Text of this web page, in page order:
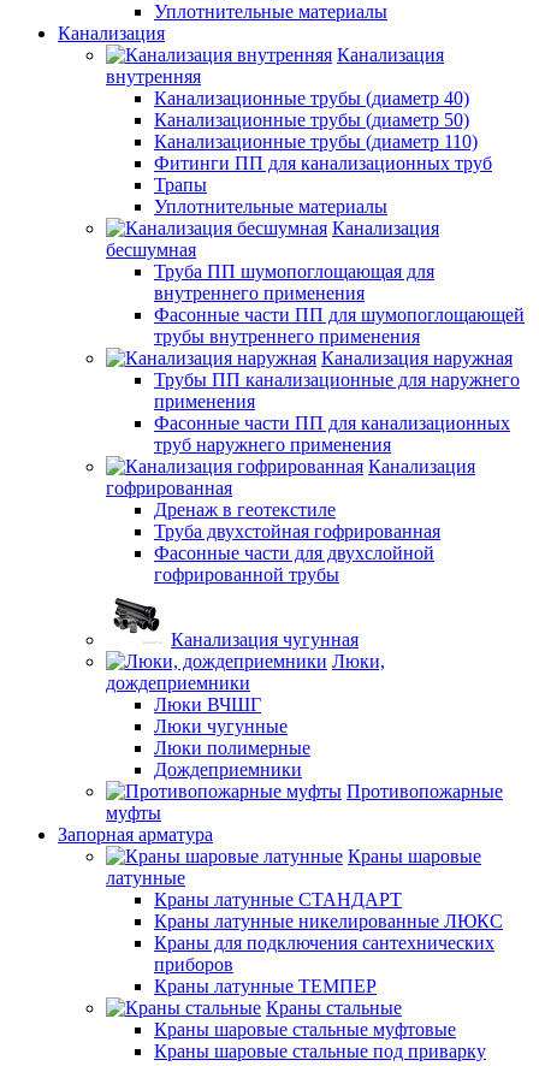
Уплотнительные материалы
Канализация
Канализация
внутренняя
Канализационные трубы (диаметр 40)
Канализационные трубы (диаметр 50)
Канализационные трубы (диаметр 110)
Фитинги ПП для канализационных труб
Трапы
Уплотнительные материалы
Канализация
бесшумная
Труба ПП шумопоглощающая для
внутреннего применения
Фасонные части ПП для шумопоглощающей
трубы внутреннего применения
Канализация наружная
Трубы ПП канализационные для наружнего
применения
Фасонные части ПП для канализационных
труб наружнего применения
Канализация
гофрированная
Дренаж в геотекстиле
Труба двухстойная гофрированная
Фасонные части для двухслойной
гофрированной трубы
Канализация чугунная
Люки,
дождеприемники
Люки ВЧШГ
Люки чугунные
Люки полимерные
Дождеприемники
Противопожарные
муфты
Запорная арматура
Краны шаровые
латунные
Краны латунные СТАНДАРТ
Краны латунные никелированные ЛЮКС
Краны для подключения сантехнических
приборов
Краны латунные ТЕМПЕР
Краны стальные
Краны шаровые стальные муфтовые
Краны шаровые стальные под приварку